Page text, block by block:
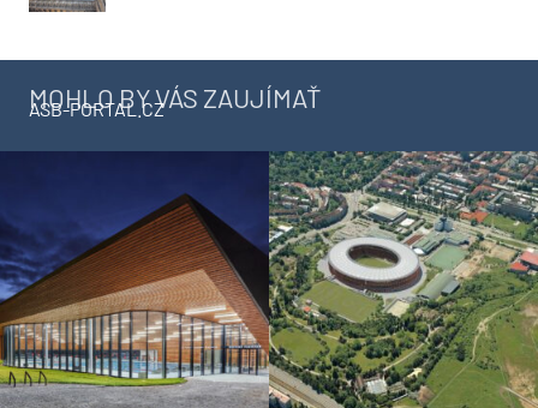
MOHLO BY VÁS ZAUJÍMAŤ
ASB-PORTAL.CZ